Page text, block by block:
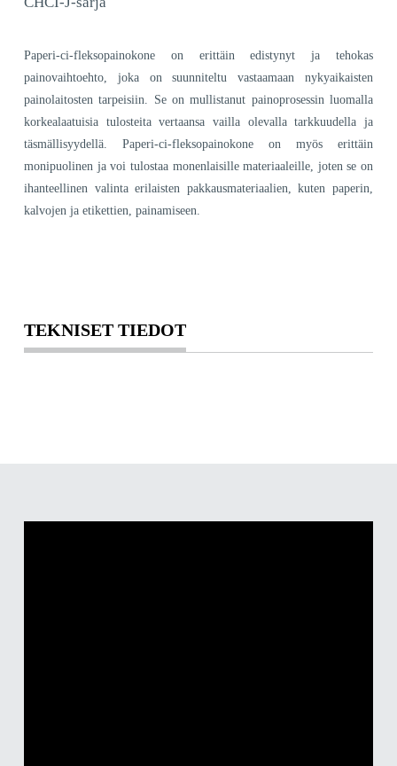
Paperi-ci-fleksopainokone on erittäin edistynyt ja tehokas
painovaihtoehto, joka on suunniteltu vastaamaan nykyaikaisten
painolaitosten tarpeisiin. Se on mullistanut painoprosessin luomalla
korkealaatuisia tulosteita vertaansa vailla olevalla tarkkuudella ja
täsmällisyydellä. Paperi-ci-fleksopainokone on myös erittäin
monipuolinen ja voi tulostaa monenlaisille materiaaleille, joten se on
ihanteellinen valinta erilaisten pakkausmateriaalien, kuten paperin,
kalvojen ja etikettien, painamiseen.
TEKNISET TIEDOT